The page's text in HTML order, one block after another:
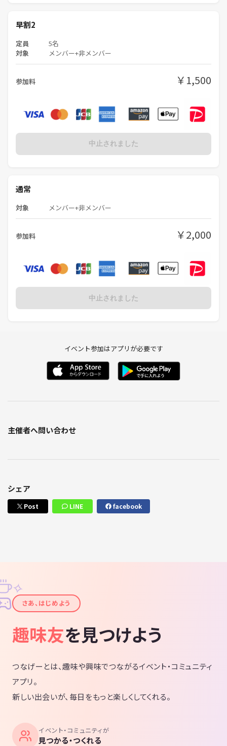
早割2
定員 5名
対象 メンバー+非メンバー
参加料 ￥1,500
中止されました
通常
対象 メンバー+非メンバー
参加料 ￥2,000
中止されました
イベント参加はアプリが必要です
主催者へ問い合わせ
シェア
Post LINE facebook
✦
✧
さあ、はじめよう
趣味友を見つけよう
つなげーとは、趣味や興味でつながるイベント・コミュニティ
アプリ。
新しい出会いが、毎日をもっと楽しくしてくれる。
イベント・コミュニティが
見つかる・つくれる